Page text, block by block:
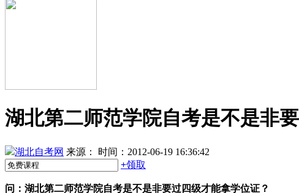
湖北第二师范学院自考是不是非
湖北自考网 来源：
时间：2012-06-19 16:36:42
+领取
问： 湖北第二师范学院自考是不是非要过四级才能拿学位证？